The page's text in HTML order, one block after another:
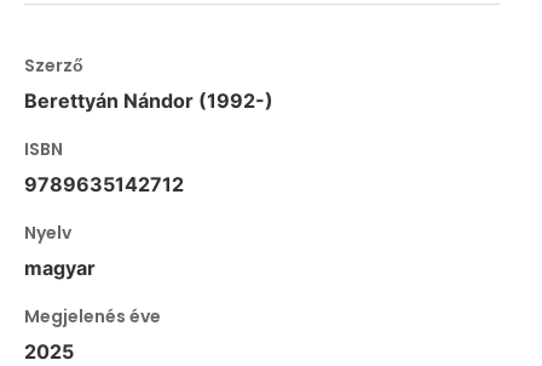
Szerző
Berettyán Nándor (1992-)
ISBN
9789635142712
Nyelv
magyar
Megjelenés éve
2025